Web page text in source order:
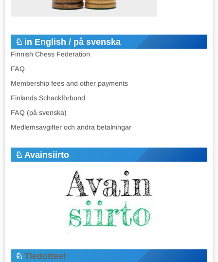
in English / på svenska
Finnish Chess Federation
FAQ
Membership fees and other payments
Finlands Schackförbund
FAQ (på svenska)
Medlemsavgifter och andra betalningar
Avainsiirto
Tiedotteet